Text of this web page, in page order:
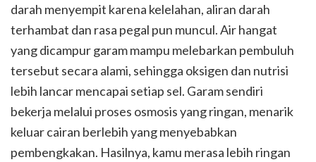
darah menyempit karena kelelahan, aliran darah
terhambat dan rasa pegal pun muncul. Air hangat
yang dicampur garam mampu melebarkan pembuluh
tersebut secara alami, sehingga oksigen dan nutrisi
lebih lancar mencapai setiap sel. Garam sendiri
bekerja melalui proses osmosis yang ringan, menarik
keluar cairan berlebih yang menyebabkan
pembengkakan. Hasilnya, kamu merasa lebih ringan